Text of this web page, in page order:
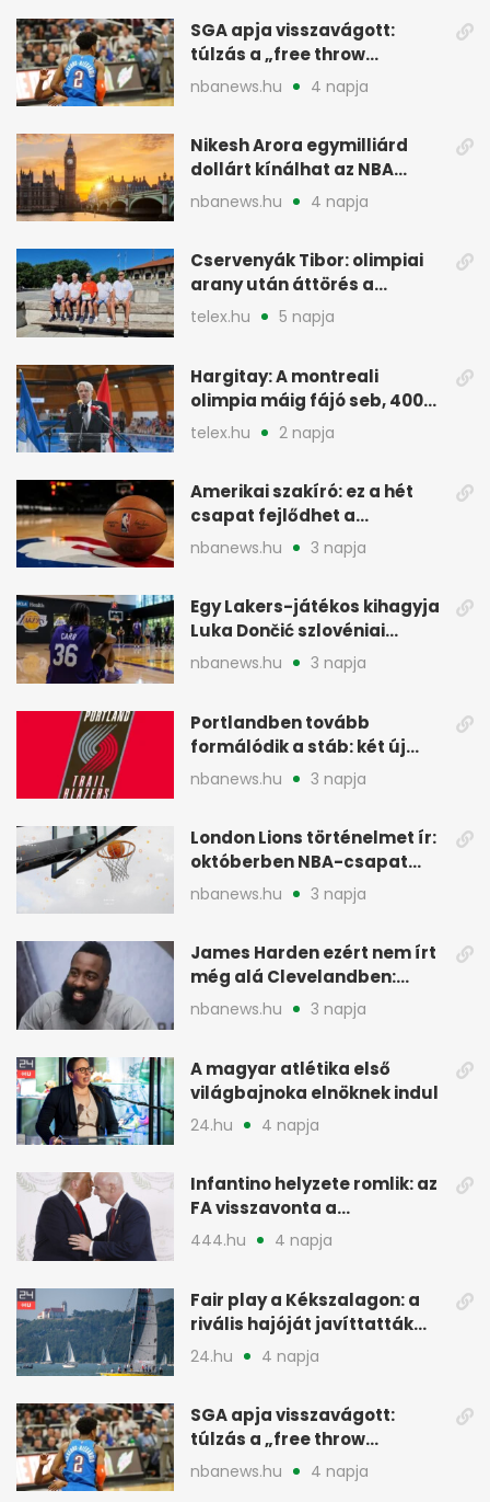
SGA apja visszavágott:
túlzás a „free throw
merchant” címke?
nbanews.hu 4 napja
Nikesh Arora egymilliárd
dollárt kínálhat az NBA
Europe londoni csapatáért
nbanews.hu 4 napja
Cservenyák Tibor: olimpiai
arany után áttörés a
rákkutatásban
telex.hu 5 napja
Hargitay: A montreali
olimpia máig fájó seb, 400
vegyesen 4. lett
telex.hu 2 napja
Amerikai szakíró: ez a hét
csapat fejlődhet a
legtöbbet az NBA-ben
nbanews.hu 3 napja
Egy Lakers-játékos kihagyja
Luka Dončić szlovéniai
minicampjét
nbanews.hu 3 napja
Portlandben tovább
formálódik a stáb: két új
szakember a Blazersnél
nbanews.hu 3 napja
London Lions történelmet ír:
októberben NBA-csapat
ellen lép pályára
nbanews.hu 3 napja
James Harden ezért nem írt
még alá Clevelandben:
pénzügyi okok
nbanews.hu 3 napja
A magyar atlétika első
világbajnoka elnöknek indul
24.hu 4 napja
Infantino helyzete romlik: az
FA visszavonta a
támogatását, jöhet a
444.hu 4 napja
Fair play a Kékszalagon: a
rivális hajóját javíttatták
meg
24.hu 4 napja
SGA apja visszavágott:
túlzás a „free throw
merchant” címke?
nbanews.hu 4 napja